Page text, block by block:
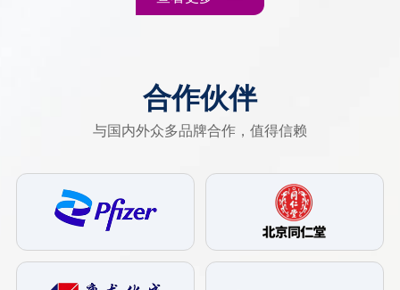
合作伙伴
与国内外众多品牌合作，值得信赖